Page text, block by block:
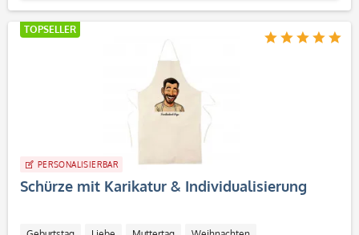
TOPSELLER
PERSONALISIERBAR
Schürze mit Karikatur & Individualisierung